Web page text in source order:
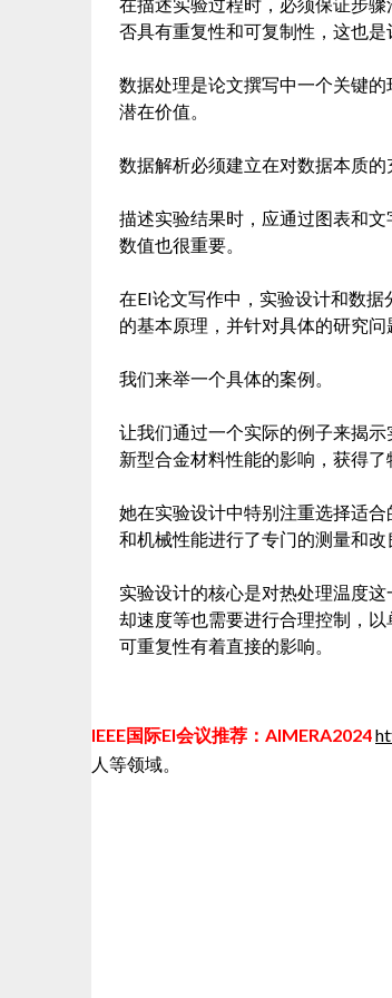
否具有重复性和可复制性，这也是
数据处理是论文撰写中一个关键
潜在价值。
数据解析必须建立在对数据本质的
描述实验结果时，应通过图表和
数值也很重要。
在EI论文写作中，实验设计和数
的基本原理，并针对具体的研究
我们来举一个具体的案例。
让我们通过一个实际的例子来揭
新型合金材料性能的影响，获得了
她在实验设计中特别注重选择适
和机械性能进行了专门的测量和改
实验设计的核心是对热处理温度
却速度等也需要进行合理控制，
可重复性有着直接的影响。
IEEE国际EI会议推荐：AIMERA2024
人等领域。